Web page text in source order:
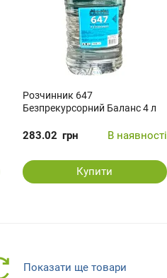
Розчинник 647
Безпрекурсорний Баланс 4 л
283.02 грн В наявності
Купити
Показати ще товари